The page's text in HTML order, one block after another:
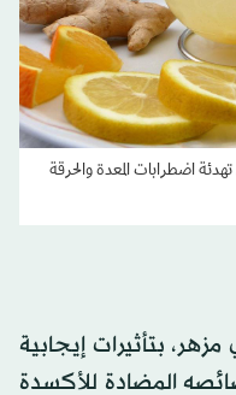
اضطرابات المعدة والحرقة
بتأثيرات إيجابية
المضادة للأكسدة